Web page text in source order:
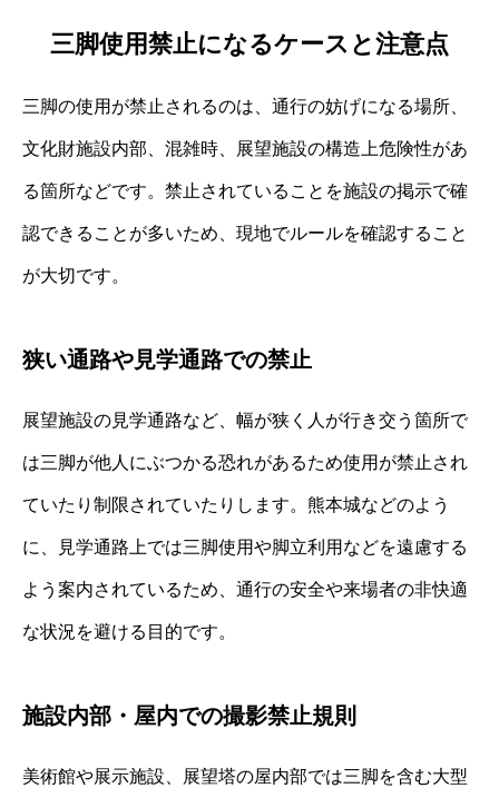
三脚使用禁止になるケースと注意点
三脚の使用が禁止されるのは、通行の妨げになる場所、
文化財施設内部、混雑時、展望施設の構造上危険性があ
る箇所などです。禁止されていることを施設の掲示で確
認できることが多いため、現地でルールを確認すること
が大切です。
狭い通路や見学通路での禁止
展望施設の見学通路など、幅が狭く人が行き交う箇所で
は三脚が他人にぶつかる恐れがあるため使用が禁止され
ていたり制限されていたりします。熊本城などのよう
に、見学通路上では三脚使用や脚立利用などを遠慮する
よう案内されているため、通行の安全や来場者の非快適
な状況を避ける目的です。
施設内部・屋内での撮影禁止規則
美術館や展示施設、展望塔の屋内部では三脚を含む大型